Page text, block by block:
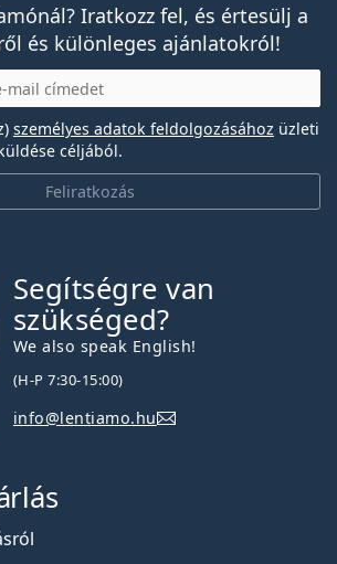
Iratkozz fel, és értesülj a
és különleges ajánlatokról!
Feliratkozás
személyes adatok feldolgozásához üzleti
céljából.
Segítségre van
szükséged?
We also speak English!
(H-P 7:30-15:00)
info@lentiamo.hu